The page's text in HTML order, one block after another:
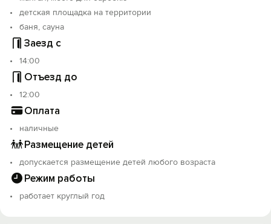
детская площадка на территории
баня, сауна
Заезд с
14:00
Отъезд до
12:00
Оплата
наличные
Размещение детей
допускается размещение детей любого возраста
Режим работы
работает круглый год